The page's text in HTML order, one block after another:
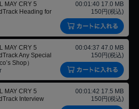
MAY CRY 5
Heading for
00:01:40 17.0 MB
150円(税込)
MAY CRY 5
Any Special
Shop）
00:04:37 47.0 MB
150円(税込)
MAY CRY 5
Interview
00:01:42 17.5 MB
150円(税込)